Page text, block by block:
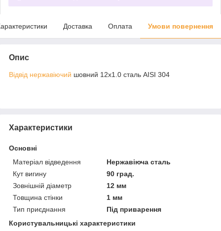
Доставка Оплата Умови повернення
Опис
Відвід нержавіючий шовний 12х1.0 сталь AISI 304
Характеристики
Основні
Матеріал відведення
Нержавіюча сталь
Кут вигину
90 град.
Зовнішній діаметр
12 мм
Товщина стінки
1 мм
Тип приєднання
Під приварення
Користувальницькі характеристики